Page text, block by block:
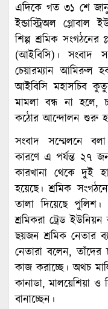
এদিকে গত ৩১ শে
ইন্ডাস্ট্রিঅল গ্লোবাল
শিল্প শ্রমিক সংগঠনের
(আইবিসি)। সংবাদ
চেয়ারম্যান আমিরুল
আইবিসি মহাসচিব
মামলা বন্ধ না হলে,
কঠোর আন্দোলন শুরু
সংবাদ সম্মেলনে
কারণে এ পর্যন্ত ২৭ জন
কারখানা থেকে দুই
হয়েছে। শ্রমিক
তালা দিয়েছে
শ্রমিকরা ট্রেড
ছয়জন শ্রমিক নেতার
নেতারা বলেন,
কাজ করাচ্ছে। অথচ
কানাডা, মালয়েশিয়া
বানাচ্ছেন।